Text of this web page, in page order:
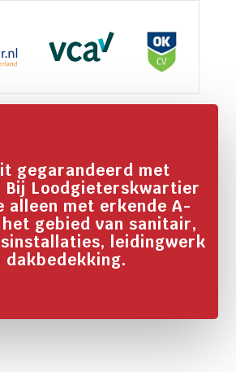
gegarandeerd met
Bij Loodgieterskwartier
alleen met erkende A-
gebied van sanitair,
leidingwerk
dakbedekking.